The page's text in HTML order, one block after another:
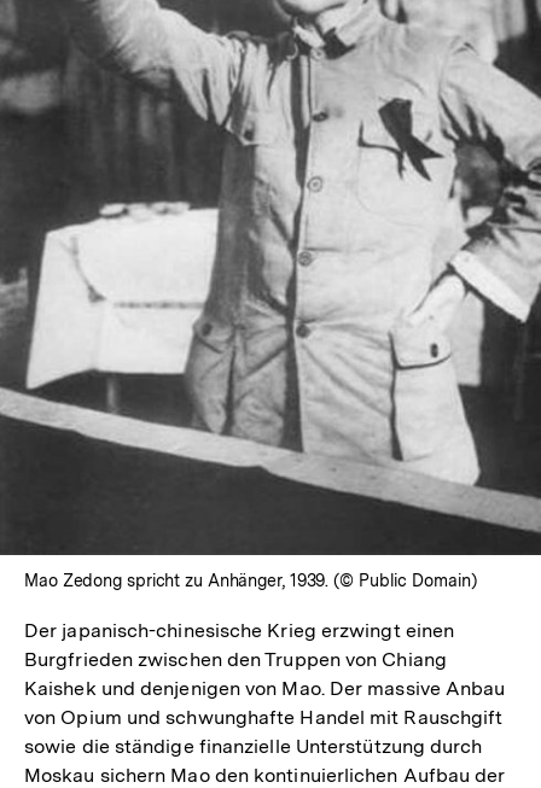
Lightbox
öffnen
Mao Zedong spricht zu Anhänger, 1939. (© Public Domain)
Der japanisch-chinesische Krieg erzwingt einen
Burgfrieden zwischen den Truppen von Chiang
Kaishek und denjenigen von Mao. Der massive Anbau
von Opium und schwunghafte Handel mit Rauschgift
sowie die ständige finanzielle Unterstützung durch
Moskau sichern Mao den kontinuierlichen Aufbau der